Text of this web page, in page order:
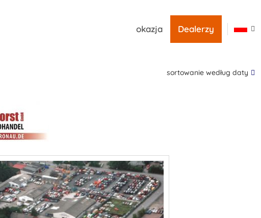
okazja Dealerzy
sortowanie według daty